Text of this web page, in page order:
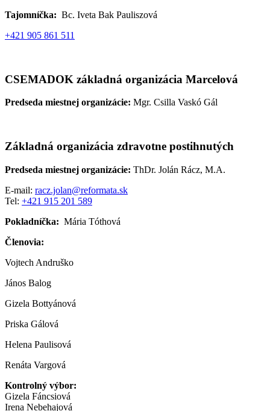
Tajomníčka: Bc. Iveta Bak Pauliszová
+421 905 861 511
CSEMADOK základná organizácia Marcelová
Predseda miestnej organizácie: Mgr. Csilla Vaskó Gál
Základná organizácia zdravotne postihnutých
Predseda miestnej organizácie: ThDr. Jolán Rácz, M.A.
E-mail: racz.jolan@reformata.sk
Tel: +421 915 201 589
Pokladníčka: Mária Tóthová
Členovia:
Vojtech Andruško
János Balog
Gizela Bottyánová
Priska Gálová
Helena Paulisová
Renáta Vargová
Kontrolný výbor:
Gizela Fáncsiová
Irena Nebehajová